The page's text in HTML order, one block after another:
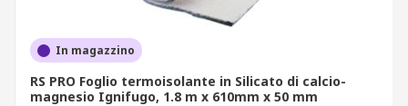
In magazzino
RS PRO Foglio termoisolante in Silicato di calcio-
magnesio Ignifugo, 1.8 m x 610mm x 50 mm